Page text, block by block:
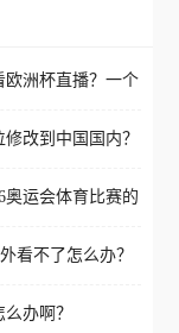
定居等，都
可解决「海
题，无论人
大利亚、欧
可以使用，
欧洲杯直播？一个
改到中国国内？
奥运会体育比赛的
看不了怎么办？
办啊？